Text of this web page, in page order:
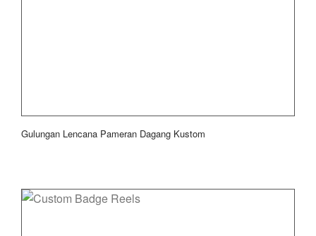
Gulungan Lencana Pameran Dagang Kustom